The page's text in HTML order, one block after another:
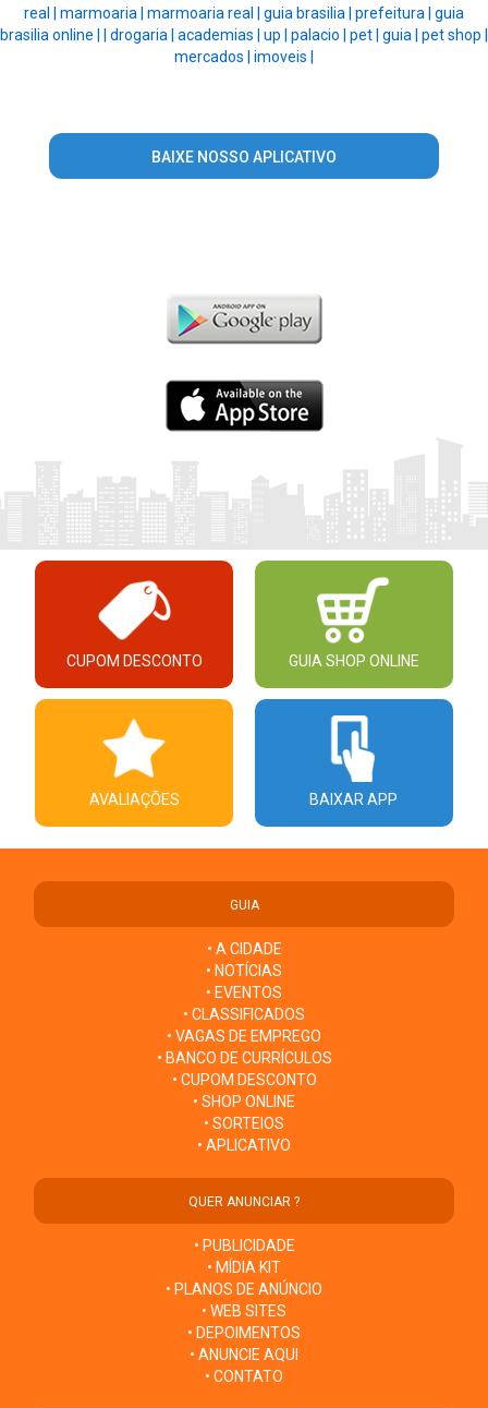
real | marmoaria | marmoaria real | guia brasilia | prefeitura | guia
brasilia online |
drogaria | academias | up | palacio | pet | guia | pet shop |
mercados | imoveis |
BAIXE NOSSO APLICATIVO
CUPOM DESCONTO GUIA SHOP ONLINE
AVALIAÇÕES BAIXAR APP
GUIA
• A CIDADE
• NOTÍCIAS
• EVENTOS
• CLASSIFICADOS
• VAGAS DE EMPREGO
• BANCO DE CURRÍCULOS
• CUPOM DESCONTO
• SHOP ONLINE
• SORTEIOS
• APLICATIVO
QUER ANUNCIAR ?
• PUBLICIDADE
• MÍDIA KIT
• PLANOS DE ANÚNCIO
• WEB SITES
• DEPOIMENTOS
• ANUNCIE AQUI
• CONTATO